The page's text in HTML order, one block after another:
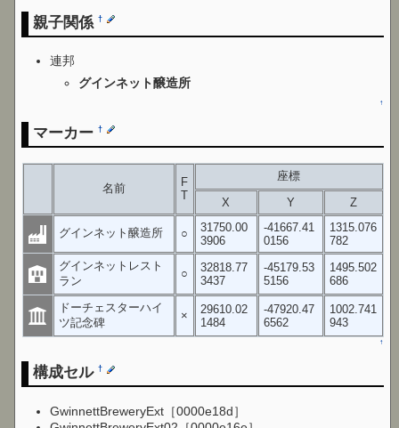
親子関係†
連邦
グインネット醸造所
↑
マーカー†
名前
F
T
座標
X
Y Z
グインネット醸造所 ○
31750.00
3906
-41667.41
0156
1315.076
782
グインネットレスト
ラン
○
32818.77
3437
-45179.53
5156
1495.502
686
ドーチェスターハイ
ツ記念碑
×
29610.02
1484
-47920.47
6562
1002.741
943
↑
構成セル†
GwinnettBreweryExt［0000e18d］